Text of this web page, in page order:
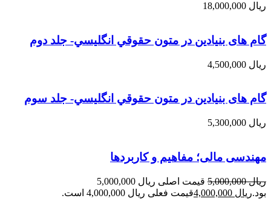
ریال
گام های بنیادین در متون حقوقي انگليسي- جلد دوم
ریال
گام های بنیادین در متون حقوقي انگليسي- جلد سوم
ریال
مهندسی مالی؛ مفاهیم و کاربردها
ریال5,000,000
قیمت اصلی ریال 5,000,000
بود.ریال قیمت فعلی ریال 4,000,000 است.